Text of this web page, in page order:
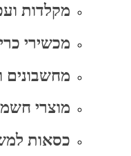
מקלדות
מכשירי
מחשבונים
מוצרי
כסאות